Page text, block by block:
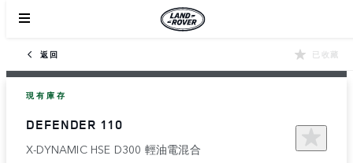
返回 已收藏
現有庫存
DEFENDER 110
X-DYNAMIC HSE D300 輕油電混合